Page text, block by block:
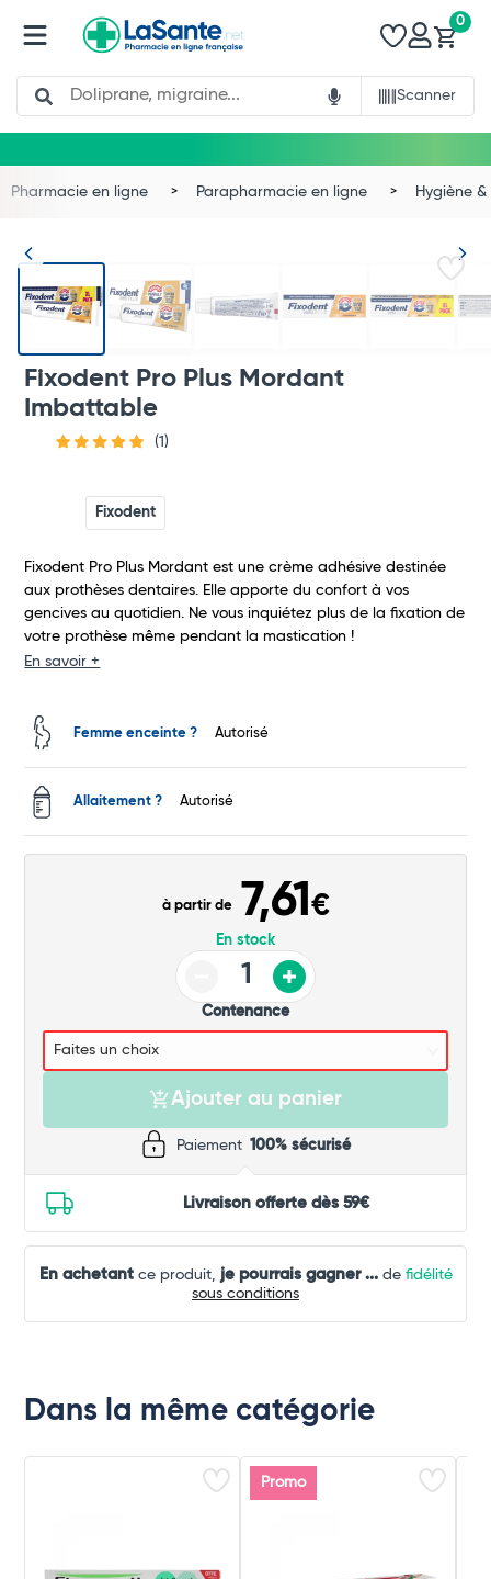
Search
Scanner
0
Commander
Pharmacie en ligne Parapharmacie en ligne Hygiène
Fixodent Pro Plus Mordant
Imbattable
(1)
Fixodent
Fixodent Pro Plus Mordant est une crème adhésive destinée
aux prothèses dentaires. Elle apporte du confort à vos
gencives au quotidien. Ne vous inquiétez plus de la fixation de
votre prothèse même pendant la mastication !
En savoir +
Femme enceinte ? Autorisé
Allaitement ? Autorisé
à partir de 7,61€
En stock
Contenance
Ajouter au panier
Paiement 100% sécurisé
Livraison offerte dès 59€
En achetantce produit, je pourrais gagner ...de fidélité
sous conditions
Dans la même catégorie
Promo